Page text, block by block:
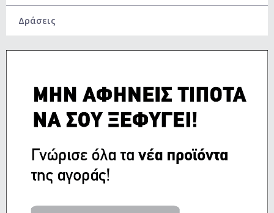
Δράσεις